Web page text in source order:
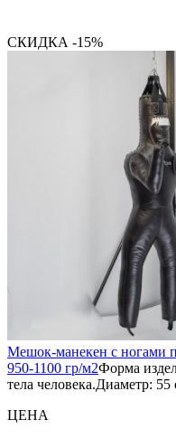
СКИДКА -15%
Мешок-манекен с ногами
950-1100 гр/м2Форма
тела человека.Диаметр:
ЦЕНА